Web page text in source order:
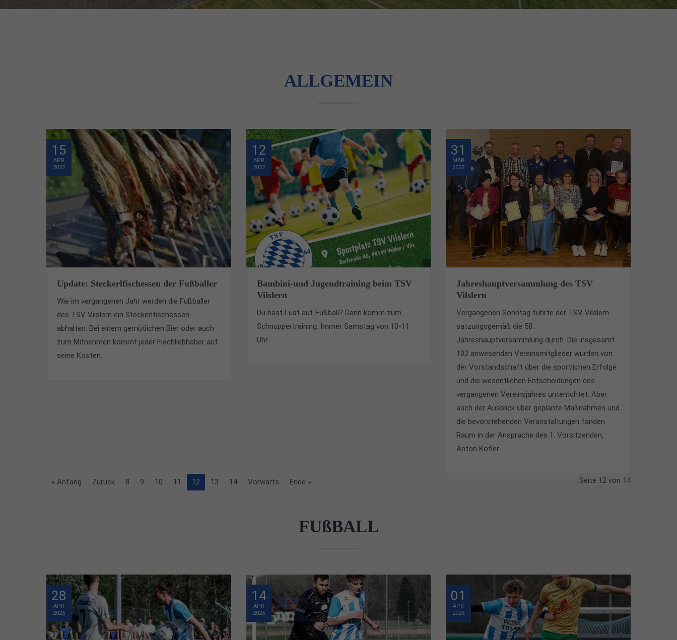
ALLGEMEIN
15
APR
2022
Update: Steckerlfischessen der Fußballer
Wie im vergangenen Jahr werden die Fußballer
des TSV Vilslern ein Steckerlfischessen
abhalten. Bei einem gemütlichen Bier oder auch
zum Mitnehmen kommt jeder Fischliebhaber auf
seine Kosten.
12
APR
2022
Bambini-und Jugendtraining beim TSV
Vilslern
Du hast Lust auf Fußball? Dann komm zum
Schnuppertraining. Immer Samstag von 10-11
Uhr.
31
MÄR
2022
Jahreshauptversammlung des TSV
Vilslern
Vergangenen Sonntag führte der TSVVilslern
satzungsgemäß die 58.
Jahreshauptversammlung durch. Die insgesamt
102 anwesenden Vereinsmitglieder wurden von
der Vorstandschaft über die sportlichen Erfolge
und die wesentlichen Entscheidungen des
vergangenen Vereinsjahres unterrichtet. Aber
auch der Ausblick über geplante Maßnahmen und
die bevorstehenden Veranstaltungen fanden
Raum in der Ansprache des 1.Vorsitzenden,
Anton Kofler.
Seite 12 von 14
« Anfang Zurück 8 9 10 11 12 13 14 Vorwärts Ende »
FUßBALL
28
APR
2025
14
APR
2025
01
APR
2025